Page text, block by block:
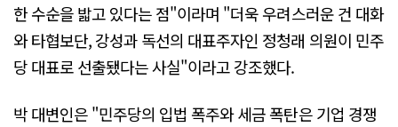
한 수순을 밟고 있다는 점"이라며 "더욱 우려스러운 건 대화
와 타협보단, 강성과 독선의 대표주자인 정청래 의원이 민주
당 대표로 선출됐다는 사실"이라고 강조했다.
박 대변인은 "민주당의 입법 폭주와 세금 폭탄은 기업 경쟁